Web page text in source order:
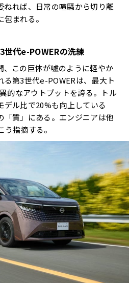
ねれば、日常の喧騒から切り離
まれる。
世代e-POWERの洗練
、この巨体が嘘のように軽やか
る第3世代e-POWERは、最大ト
的なアウトプットを誇る。トル
デル比で20%も向上している
「質」にある。エンジニアは他
指摘する。